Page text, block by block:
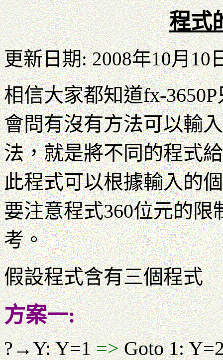
程式
更新日期: 2008年10月10
相信大家都知道fx-
會問有沒有方法可以輸
法，就是將不同的程式
此程式可以根據輸入的
要注意程式360位元的
考。
假設程式含有三個程式
方案一:
?→Y: Y=1=>Goto 1: